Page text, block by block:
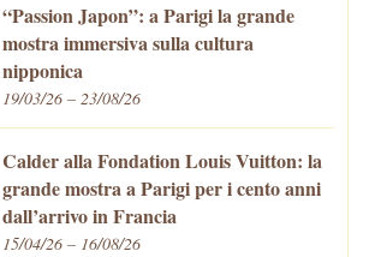
“Passion Japon”: a Parigi la grande
mostra immersiva sulla cultura
nipponica
19/03/26 – 23/08/26
Calder alla Fondation Louis Vuitton: la
grande mostra a Parigi per i cento anni
dall’arrivo in Francia
15/04/26 – 16/08/26